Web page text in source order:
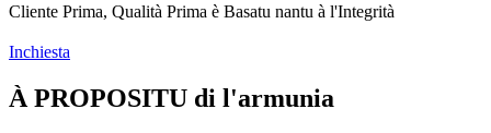
Cliente Prima, Qualità Prima è Basatu nantu à l'Integrità
Inchiesta
À PROPOSITU di l'armunia